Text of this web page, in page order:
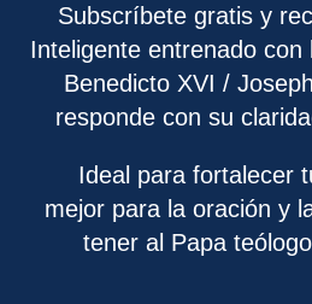
Subscríbete gratis y
Inteligente entrenado con
Benedicto XVI /
responde con su
Ideal para fortalecer
mejor para la oración y
tener al Papa